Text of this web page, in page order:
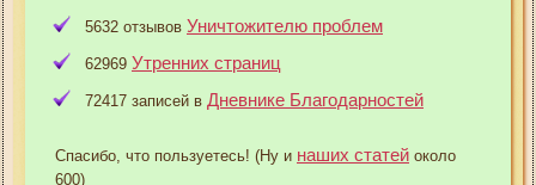
5632 отзывов Уничтожителю проблем
62969 Утренних страниц
72417 записей в Дневнике Благодарностей
Спасибо, что пользуетесь! (Ну и наших статей около
600)